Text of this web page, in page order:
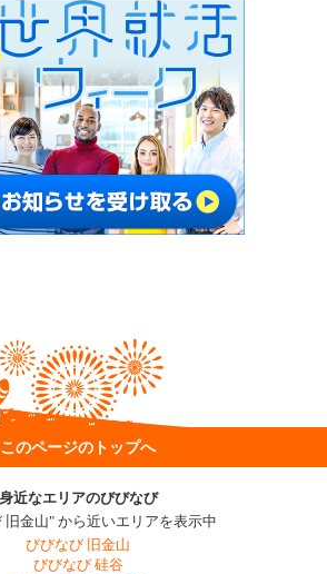
このページのトップへ
身近なエリアのびびなび
旧金山" から近いエリアを表示中
びびなび 旧金山
びびなび 硅谷